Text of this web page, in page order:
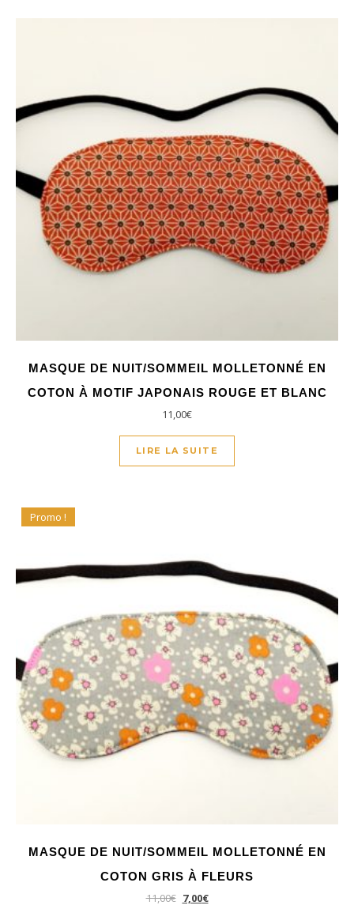
MASQUE DE NUIT/SOMMEIL MOLLETONNÉ EN
COTON À MOTIF JAPONAIS ROUGE ET BLANC
11,00€
LIRE LA SUITE
Promo !
MASQUE DE NUIT/SOMMEIL MOLLETONNÉ EN
COTON GRIS À FLEURS
11,00€ 7,00€